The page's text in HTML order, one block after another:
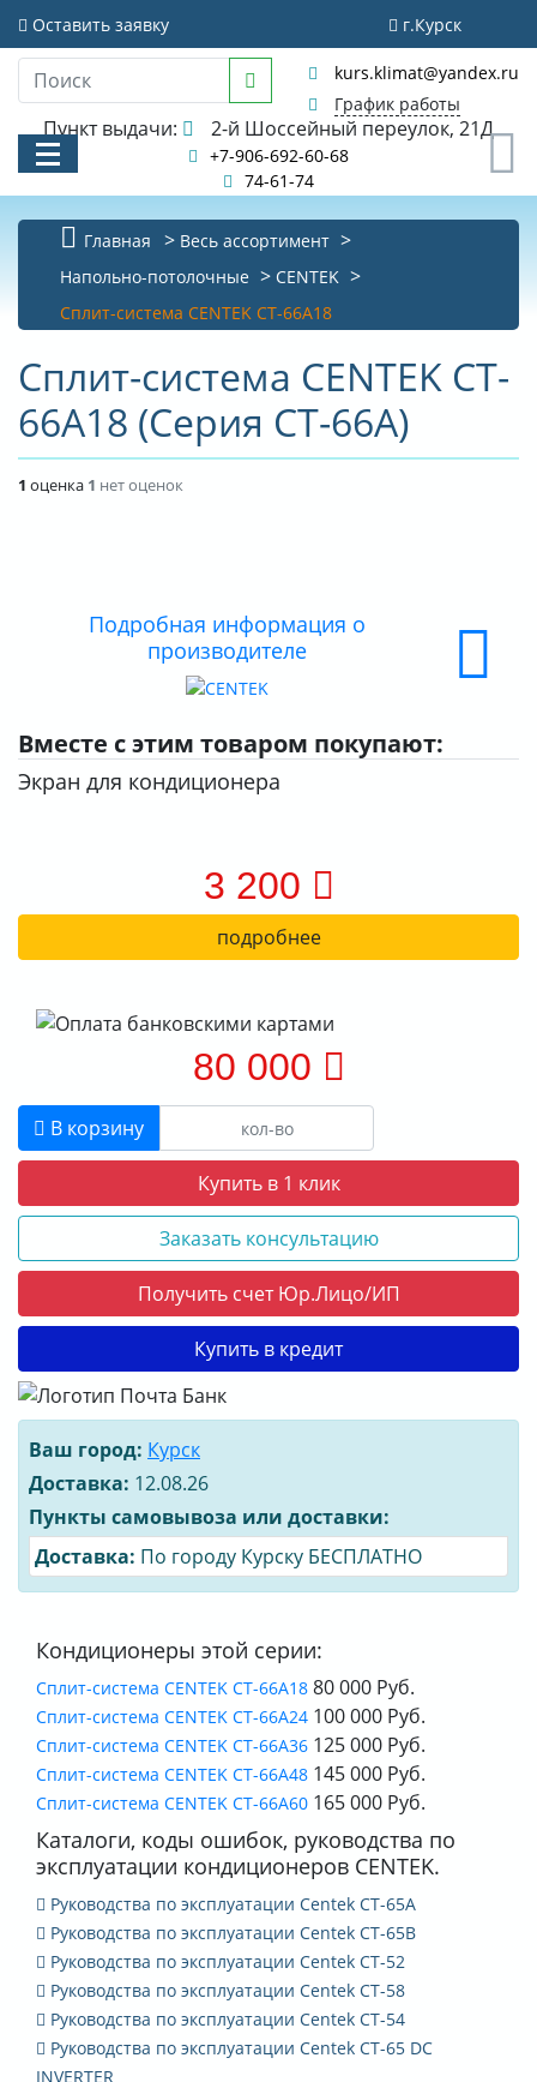
Оставить заявку г.Курск
kurs.klimat@yandex.ru
График работы
Пункт выдачи: 2-й Шоссейный переулок, 21Д
+7-906-692-60-68
74-61-74
КАТАЛОГ
АКЦИИ И РАСПРОДАЖИ
УСЛУГИ
БИБЛИОТЕКА
ДОСТАВКА
Главная
Весь ассортимент
Напольно-потолочные
CENTEK
Сплит-система CENTEK CT-66A18
Сплит-система CENTEK CT-
66A18 (Серия CT-66A)
1 оценка 1 нет оценок
Подробная информация о
производителе
Вместе с этим товаром покупают:
Экран для кондиционера
3 200
подробнее
80 000
В корзину
Купить в 1 клик
Заказать консультацию
Получить счет Юр.Лицо/ИП
Купить в кредит
Ваш город: Курск
Доставка: 12.08.26
Пункты самовывоза или доставки:
Доставка: По городу Курску БЕСПЛАТНО
Кондиционеры этой серии:
Сплит-система CENTEK CT-66A18 80 000 Руб.
Сплит-система CENTEK CT-66A24 100 000 Руб.
Сплит-система CENTEK CT-66A36 125 000 Руб.
Сплит-система CENTEK CT-66A48 145 000 Руб.
Сплит-система CENTEK CT-66A60 165 000 Руб.
Каталоги, коды ошибок, руководства по
эксплуатации кондиционеров CENTEK.
Руководства по эксплуатации Centek CT-65A
Руководства по эксплуатации Centek CT-65B
Руководства по эксплуатации Centek CT-52
Руководства по эксплуатации Centek CT-58
Руководства по эксплуатации Centek CT-54
Руководства по эксплуатации Centek CT-65 DC
INVERTER